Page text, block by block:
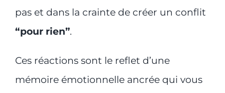
pas et dans la crainte de créer un conflit
“pour rien”.
Ces réactions sont le reflet d’une
mémoire émotionnelle ancrée qui vous